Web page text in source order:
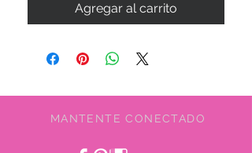
Agregar al carrito
MANTENTE CONECTADO